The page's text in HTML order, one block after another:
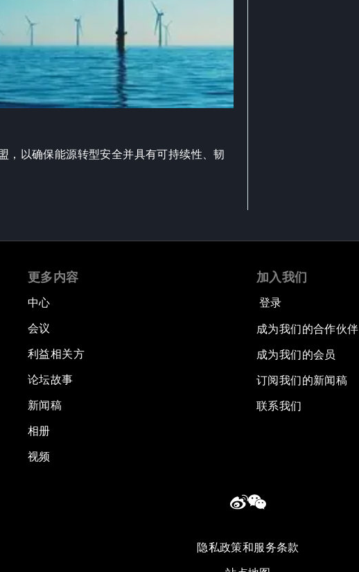
，以确保能源转型安全并具有可持续性、韧
更多内容
中心
会议
利益相关方
论坛故事
新闻稿
相册
视频
加入我们
登录
成为我们的合作伙伴
成为我们的会员
订阅我们的新闻稿
联系我们
隐私政策和服务条款